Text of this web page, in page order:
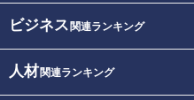
ビジネス 関連ランキング
人材関連ランキング